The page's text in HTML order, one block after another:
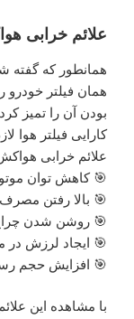
علائم خرابی
همان فیلتر
بودن آن را تمیز
کارایی فیلتر هوا
علائم خرابی
🎯 کاهش توان
🎯 بالا رفتن
🎯 روشن شدن
🎯 ایجاد لرزش در
🎯 افزایش حجم
با مشاهده این